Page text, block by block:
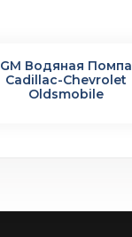
GM Водяная Помпа
Cadillac-Chevrolet
Oldsmobile